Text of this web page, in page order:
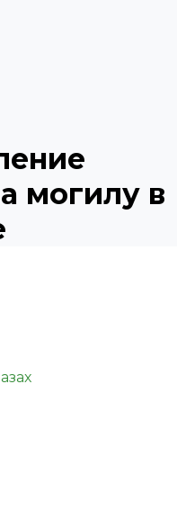
могилу в